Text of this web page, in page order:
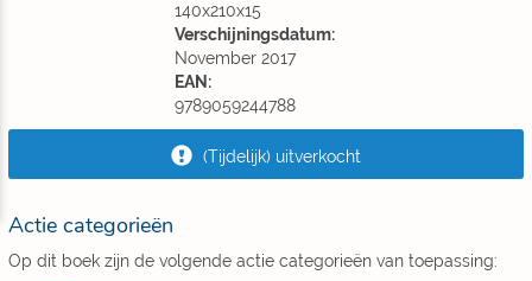
140x210x15
Verschijningsdatum:
November 2017
EAN:
9789059244788
(Tijdelijk) uitverkocht
Actie categorieën
Op dit boek zijn de volgende actie categorieën van toepassing: